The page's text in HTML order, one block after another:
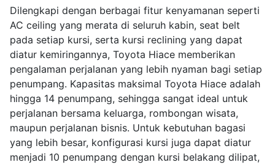
Dilengkapi dengan berbagai fitur kenyamanan seperti
AC ceiling yang merata di seluruh kabin, seat belt
pada setiap kursi, serta kursi reclining yang dapat
diatur kemiringannya, Toyota Hiace memberikan
pengalaman perjalanan yang lebih nyaman bagi setiap
penumpang. Kapasitas maksimal Toyota Hiace adalah
hingga 14 penumpang, sehingga sangat ideal untuk
perjalanan bersama keluarga, rombongan wisata,
maupun perjalanan bisnis. Untuk kebutuhan bagasi
yang lebih besar, konfigurasi kursi juga dapat diatur
menjadi 10 penumpang dengan kursi belakang dilipat,